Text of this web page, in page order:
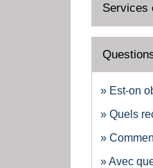
Services
Est-on
Quels
Avec